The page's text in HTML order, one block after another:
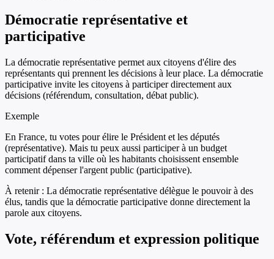
Démocratie représentative et
participative
La démocratie représentative permet aux citoyens d'élire des
représentants qui prennent les décisions à leur place. La démocratie
participative invite les citoyens à participer directement aux
décisions (référendum, consultation, débat public).
Exemple
En France, tu votes pour élire le Président et les députés
(représentative). Mais tu peux aussi participer à un budget
participatif dans ta ville où les habitants choisissent ensemble
comment dépenser l'argent public (participative).
À retenir : La démocratie représentative délègue le pouvoir à des
élus, tandis que la démocratie participative donne directement la
parole aux citoyens.
Vote, référendum et expression politique